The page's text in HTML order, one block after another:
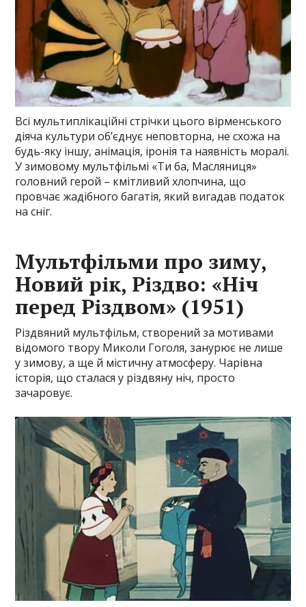
Всі мультиплікаційні стрічки цього вірменського
діяча культури об’єднує неповторна, не схожа на
будь-яку іншу, анімація, іронія та наявність моралі.
У зимовому мультфільмі «Ти ба, Масляниця»
головний герой – кмітливий хлопчина, що
провчає жадібного багатія, який вигадав податок
на сніг.
Мультфільми про зиму,
Новий рік, Різдво: «Ніч
перед Різдвом» (1951)
Різдвяний мультфільм, створений за мотивами
відомого твору Миколи Гоголя, занурює не лише
у зимову, а ще й містичну атмосферу. Чарівна
історія, що сталася у різдвяну ніч, просто
зачаровує.